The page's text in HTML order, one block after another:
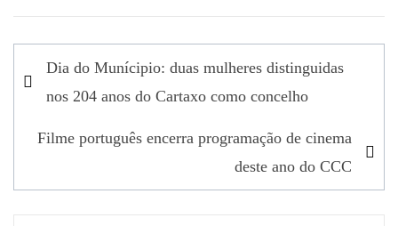
Navegação
de
Dia do Munícipio: duas mulheres distinguidas
nos 204 anos do Cartaxo como concelho
Filme português encerra programação de cinema
deste ano do CCC